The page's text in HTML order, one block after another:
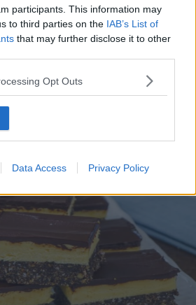
participants. This information may
to third parties on the IAB’s List of
that may further disclose it to other
Opt Outs
Data Access Privacy Policy
sex"